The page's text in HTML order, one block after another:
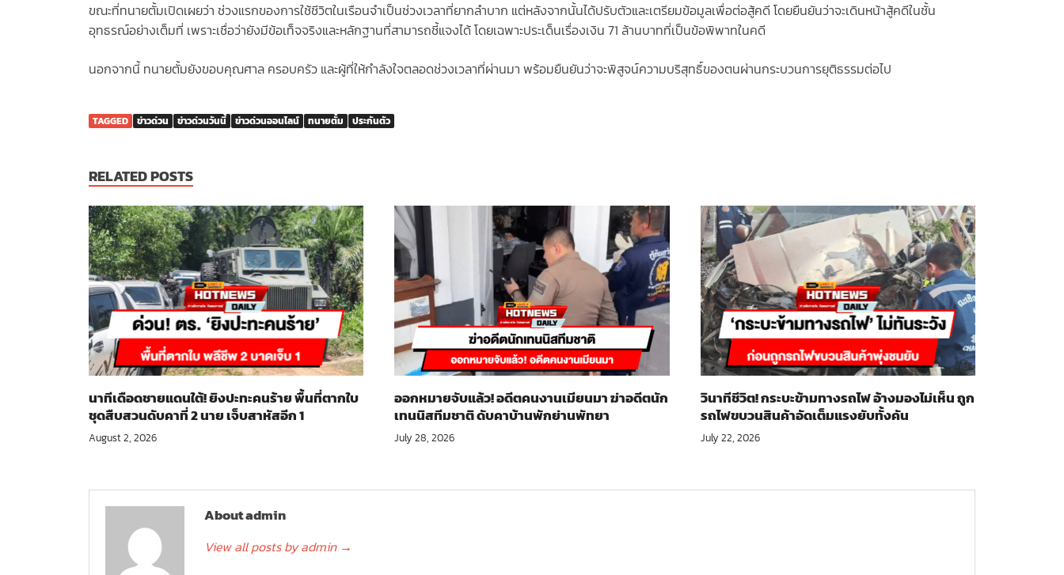
ขณะที่ทนายตั้มเปิดเผยว่า ช่วงแรกของการใช้ชีวิตในเรือนจำเป็นช่วงเวลาที่ยากลำบาก แต่หลังจากนั้นได้ปรับตัวและเตรียมข้อมูลเพื่อต่อสู้คดี โดยยืนยันว่าจะเดินหน้าสู้คดีในชั้น
อุทธรณ์อย่างเต็มที่ เพราะเชื่อว่ายังมีข้อเท็จจริงและหลักฐานที่สามารถชี้แจงได้ โดยเฉพาะประเด็นเรื่องเงิน 71 ล้านบาทที่เป็นข้อพิพาทในคดี
นอกจากนี้ ทนายตั้มยังขอบคุณศาล ครอบครัว และผู้ที่ให้กำลังใจตลอดช่วงเวลาที่ผ่านมา พร้อมยืนยันว่าจะพิสูจน์ความบริสุทธิ์ของตนผ่านกระบวนการยุติธรรมต่อไป
TAGGED ข่าวด่วน ข่าวด่วนวันนี้ ข่าวด่วนออนไลน์ ทนายตั้ม ประกันตัว
RELATED POSTS
นาทีเดือดชายแดนใต้! ยิงปะทะคนร้าย พื้นที่ตากใบ
ชุดสืบสวนดับคาที่ 2 นาย เจ็บสาหัสอีก 1
August 2, 2026
ออกหมายจับแล้ว! อดีตคนงานเมียนมา ฆ่าอดีตนัก
เทนนิสทีมชาติ ดับคาบ้านพักย่านพัทยา
July 28, 2026
วินาทีชีวิต! กระบะข้ามทางรถไฟ อ้างมองไม่เห็น ถูก
รถไฟขบวนสินค้าอัดเต็มแรงยับทั้งคัน
July 22, 2026
About admin
View all posts by admin →